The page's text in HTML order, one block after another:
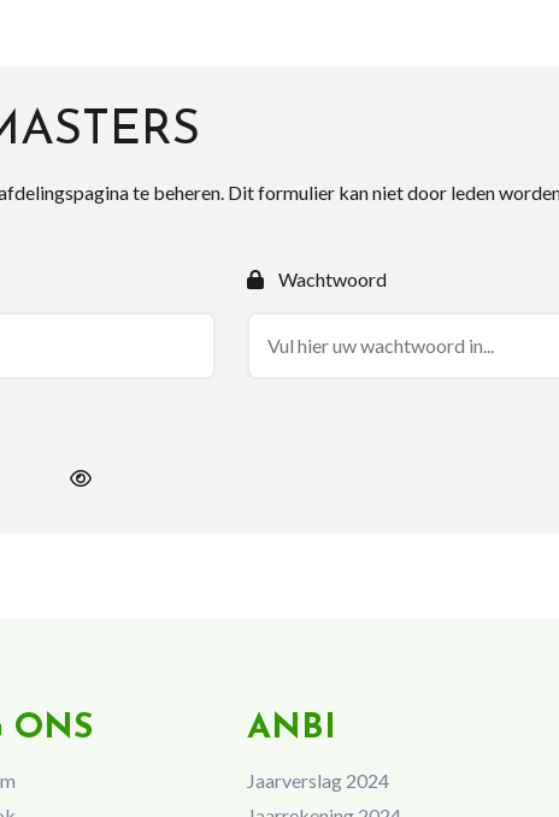
te beheren. Dit formulier kan niet door leden
Wachtwoord
ONS ANBI
Jaarverslag 2024